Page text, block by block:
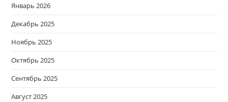
Январь 2026
Декабрь 2025
Ноябрь 2025
Октябрь 2025
Сентябрь 2025
Август 2025